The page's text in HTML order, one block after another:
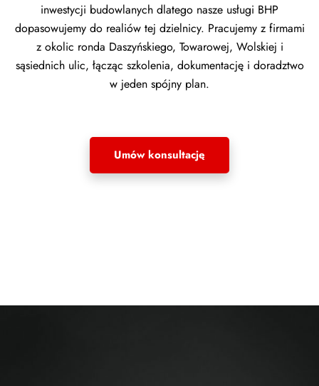
inwestycji budowlanych dlatego nasze usługi BHP
dopasowujemy do realiów tej dzielnicy. Pracujemy z firmami
z okolic ronda Daszyńskiego, Towarowej, Wolskiej i
sąsiednich ulic, łącząc szkolenia, dokumentację i doradztwo
w jeden spójny plan.
Umów konsultację